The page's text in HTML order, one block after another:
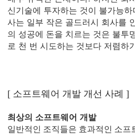
신기술에 투자하는 것이 불가능
사는 일부 작은 골드러시 회사를
의 성공에 돈을 치르는 것은 불투
로 천 번 시도하는 것보다 저렴하
[ 소프트웨어 개발 개선 사례 ]
최상의 소프트웨어 개발
일반적인 조직들은 효과적인 소프